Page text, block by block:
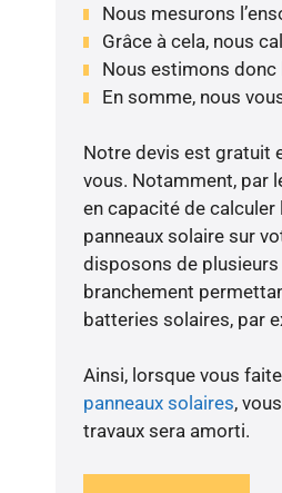
Nous mesurons
Grâce à cela, nous
Nous estimons donc
En somme, nous
Notre devis est gratuit
vous. Notamment, par
en capacité de calculer
panneaux solaire sur
disposons de
branchement
batteries solaires, par
Ainsi, lorsque vous
panneaux solaires,
travaux sera amorti.